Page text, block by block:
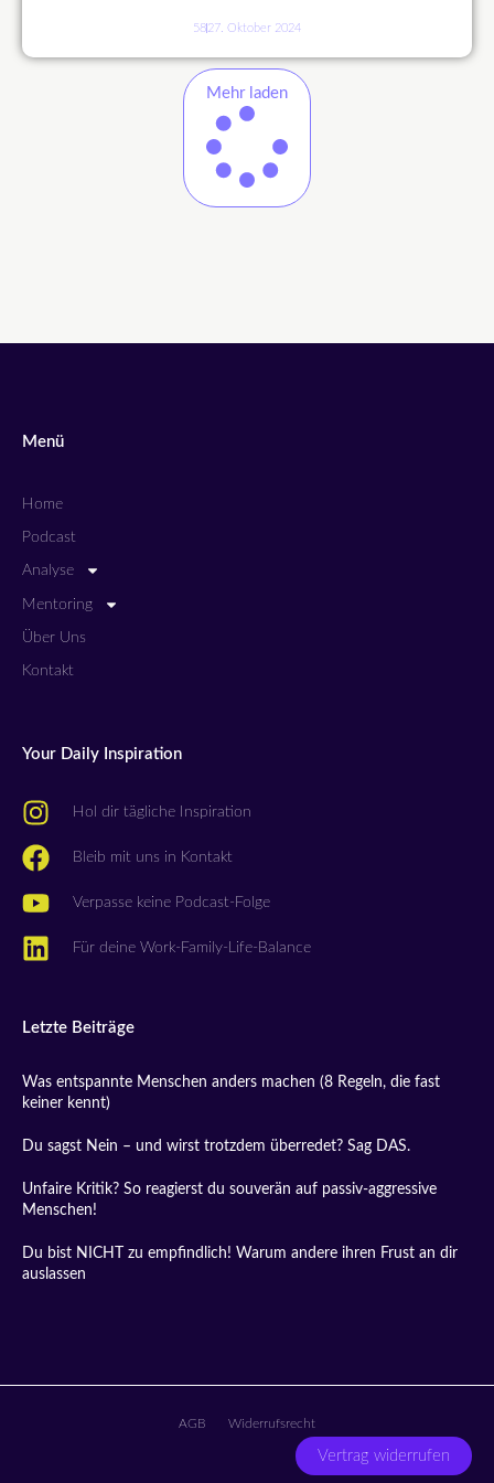
5827. Oktober 2024
Mehr laden
Menü
Home
Podcast
Analyse
Mentoring
Über Uns
Kontakt
Your Daily Inspiration
Hol dir tägliche Inspiration
Bleib mit uns in Kontakt
Verpasse keine Podcast-Folge
Für deine Work-Family-Life-Balance
Letzte Beiträge
Was entspannte Menschen anders machen (8 Regeln, die fast
keiner kennt)
Du sagst Nein – und wirst trotzdem überredet? Sag DAS.
Unfaire Kritik? So reagierst du souverän auf passiv-aggressive
Menschen!
Du bist NICHT zu empfindlich! Warum andere ihren Frust an dir
auslassen
AGB Widerrufsrecht
Vertrag widerrufen